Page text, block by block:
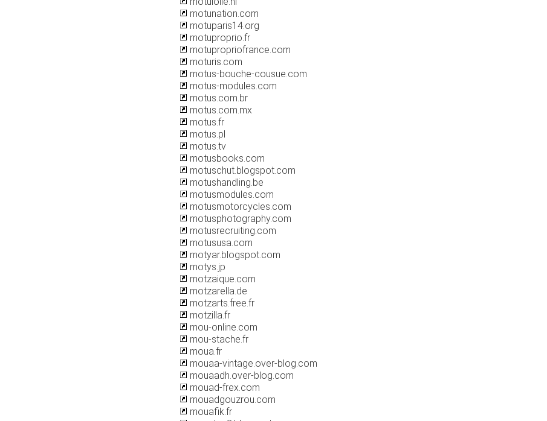
motunation.com
motuparis14.org
motuproprio.fr
motupropriofrance.com
moturis.com
motus-bouche-cousue.com
motus-modules.com
motus.com.br
motus.com.mx
motus.fr
motus.pl
motus.tv
motusbooks.com
motuschut.blogspot.com
motushandling.be
motusmodules.com
motusmotorcycles.com
motusphotography.com
motusrecruiting.com
motususa.com
motyar.blogspot.com
motys.jp
motzaique.com
motzarella.de
motzarts.free.fr
motzilla.fr
mou-online.com
mou-stache.fr
moua.fr
mouaa-vintage.over-blog.com
mouaadh.over-blog.com
mouad-frex.com
mouadgouzrou.com
mouafik.fr